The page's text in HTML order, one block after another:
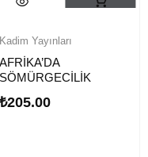
Kadim Yayınları
AFRİKA’DA
SÖMÜRGECİLİK
₺205.00